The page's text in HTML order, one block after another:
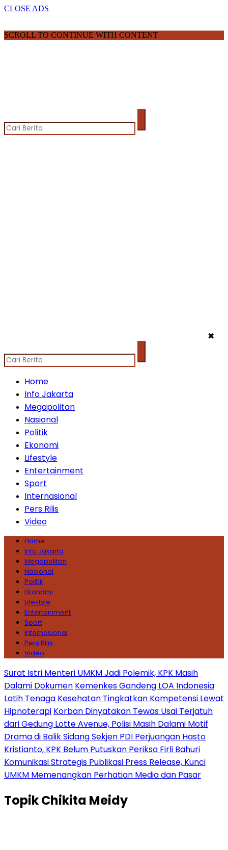
CLOSE ADS
SCROLL TO CONTINUE WITH CONTENT
✖
Home
Info Jakarta
Megapolitan
Nasional
Politik
Ekonomi
Lifestyle
Entertainment
Sport
Internasional
Pers Rilis
Video
Home
Info Jakarta
Megapolitan
Nasional
Politik
Ekonomi
Lifestyle
Entertainment
Sport
Internasional
Pers Rilis
Video
Surat Istri Menteri UMKM Jadi Polemik, KPK Masih
Dalami Dokumen Kemenkes Gandeng LOA Indonesia
Latih Tenaga Kesehatan Tingkatkan Kompetensi Lewat
Hipnoterapi Korban Dinyatakan Tewas Usai Terjatuh
dari Gedung Lotte Avenue, Polisi Masih Dalami Motif
Drama di Balik Sidang Sekjen PDI Perjuangan Hasto
Kristianto, KPK Belum Putuskan Periksa Firli Bahuri
Komunikasi Strategis Publikasi Press Release, Kunci
UMKM Memenangkan Perhatian Media dan Pasar
TopikChikita Meidy